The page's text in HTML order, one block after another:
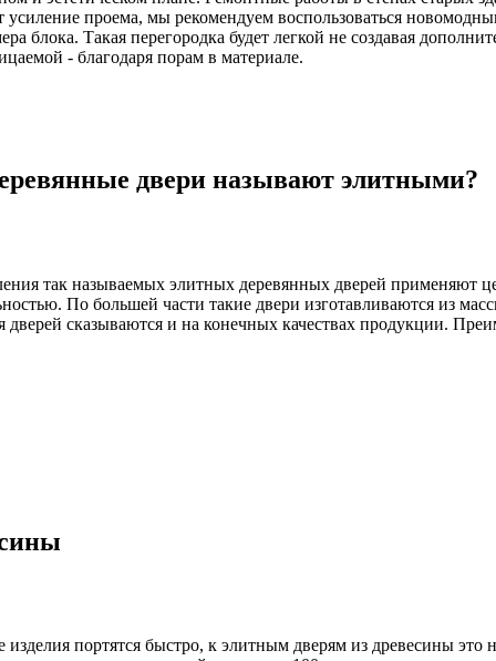
усиление проема, мы рекомендуем воспользоваться
блока. Такая перегородка будет легкой не создавая
- благодаря порам в материале.
двери называют элитными?
так называемых элитных деревянных дверей применяют
По большей части такие двери изготавливаются из
дверей сказываются и на конечных качествах продукции.
портятся быстро, к элитным дверям из древесины